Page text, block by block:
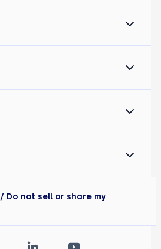
/ Do not sell or share my